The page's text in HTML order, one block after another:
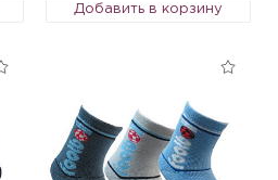
Добавить в корзину